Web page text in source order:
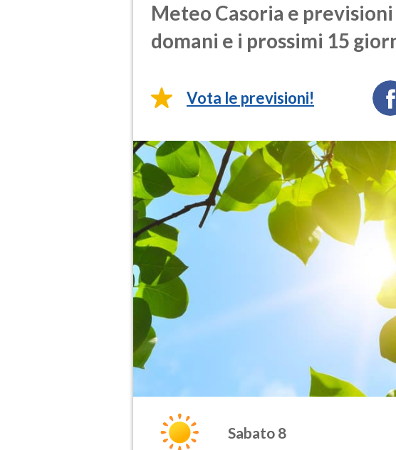
Meteo Casoria e
domani e i prossimi 15
Vota le previsioni!
Sabato 8